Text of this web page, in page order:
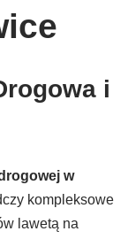
i
w
kompleksowe
lawetą na